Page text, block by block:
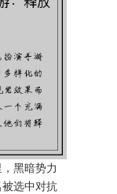
黑暗势力
选中对抗